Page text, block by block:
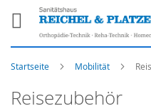
Startseite Mobilität
Reisezubehör